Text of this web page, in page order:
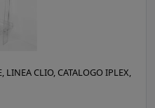
LINEA CLIO, CATALOGO IPLEX,